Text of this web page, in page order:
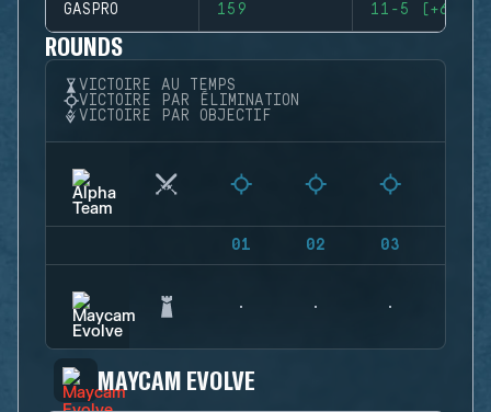
GASPRO 159 11-5 (+6)
ROUNDS
VICTOIRE AU TEMPS
VICTOIRE PAR ÉLIMINATION
VICTOIRE PAR OBJECTIF
01 02 03
MAYCAM EVOLVE